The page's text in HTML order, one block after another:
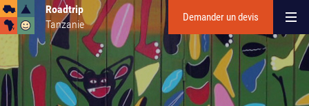
Roadtrip
Tanzanie
Demander un devis